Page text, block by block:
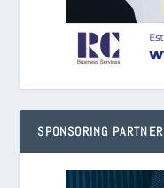
SPONSORING PARTNER